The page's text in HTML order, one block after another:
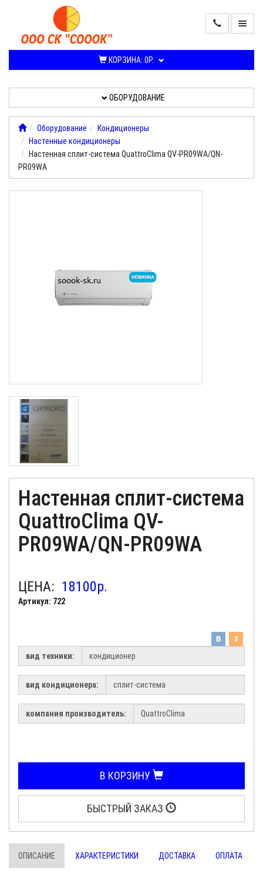
КОРЗИНА: 0Р.
ПРОДАЖА
СИСТЕМ
УСЛУГИ,
РАБОТЫ
ОБОРУДОВАНИЕ
Оборудование
Кондиционеры
Настенные кондиционеры
Настенная сплит-система QuattroClima QV-PR09WA/QN-
PR09WA
Настенная сплит-система
QuattroClima QV-
PR09WA/QN-PR09WA
ЦЕНА: 18100р.
Артикул: 722
вид техники:
вид кондиционера:
компания производитель:
В КОРЗИНУ
БЫСТРЫЙ ЗАКАЗ
ОПИСАНИЕ ХАРАКТЕРИСТИКИ ДОСТАВКА ОПЛАТА